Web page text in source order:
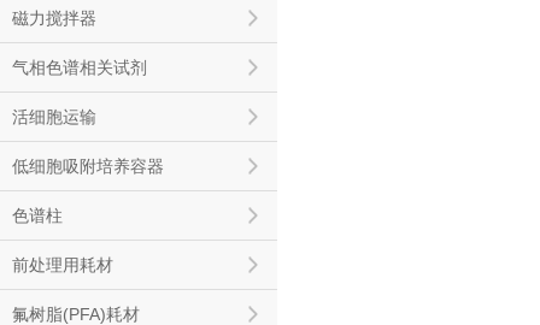
磁力搅拌器
气相色谱相关试剂
活细胞运输
低细胞吸附培养容器
色谱柱
前处理用耗材
氟树脂(PFA)耗材